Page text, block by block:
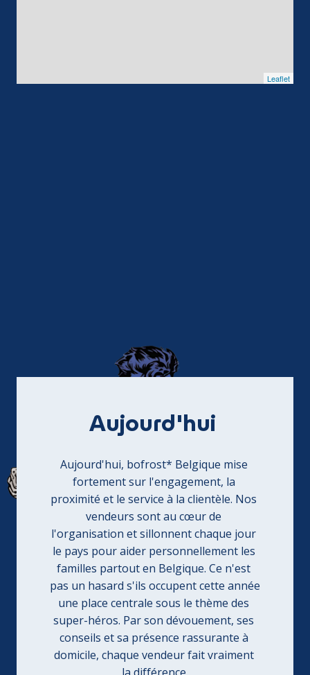
Leaflet
Aujourd'hui
Aujourd'hui, bofrost* Belgique mise
fortement sur l'engagement, la
proximité et le service à la clientèle. Nos
vendeurs sont au cœur de
l'organisation et sillonnent chaque jour
le pays pour aider personnellement les
familles partout en Belgique. Ce n'est
pas un hasard s'ils occupent cette année
une place centrale sous le thème des
super-héros. Par son dévouement, ses
conseils et sa présence rassurante à
domicile, chaque vendeur fait vraiment